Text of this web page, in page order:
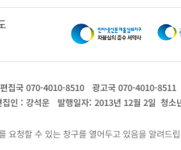
편집국 070-4010-8510
광고국 070-4010-8511
집인 : 강석운 발행일자: 2013년 12월 2일 청소
요청할 수 있는 창구를 열어두고 있음을 알려드